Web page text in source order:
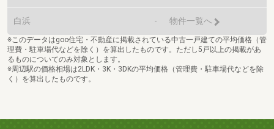
白浜 - 物件一覧へ
※このデータはgoo住宅・不動産に掲載されている中古一戸建ての平均価格（管
理費・駐車場代などを除く）を算出したものです。ただし5戸以上の掲載があ
るものについてのみ対象とします。
※周辺駅の価格相場は2LDK・3K・3DKの平均価格（管理費・駐車場代などを除
く）を算出したものです。